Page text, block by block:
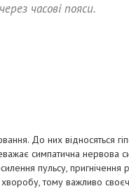
часові пояси.
До них відносяться
симпатична нервова
пульсу,
тому важливо